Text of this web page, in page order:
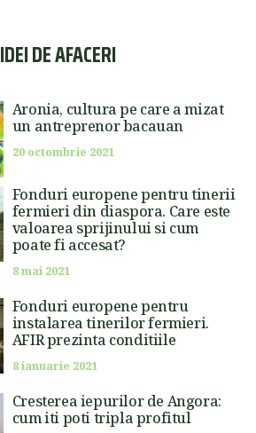
IDEI DE AFACERI
Aronia, cultura pe care a mizat
un antreprenor bacauan
20 octombrie 2021
Fonduri europene pentru tinerii
fermieri din diaspora. Care este
valoarea sprijinului si cum
poate fi accesat?
8 mai 2021
Fonduri europene pentru
instalarea tinerilor fermieri.
AFIR prezinta conditiile
8 ianuarie 2021
Cresterea iepurilor de Angora:
cum iti poti tripla profitul